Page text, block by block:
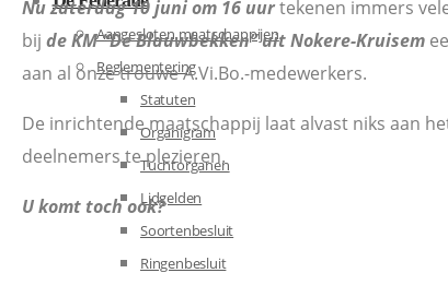
Aangesloten maatschappijen
Reglementering
Statuten
Organigram
Tuchtorganen
Lidgelden
Soortenbesluit
Ringenbesluit
Nu zaterdag 10 juni om 16 uurtekenen immers
bij de KM “De Blauwbekken” uit Nokere-Kruisem
aan al onze trouwe A.Vi.Bo.-medewerkers.
De inrichtende maatschappij laat alvast niks aan
deelnemers te plezieren.
U komt toch ook?